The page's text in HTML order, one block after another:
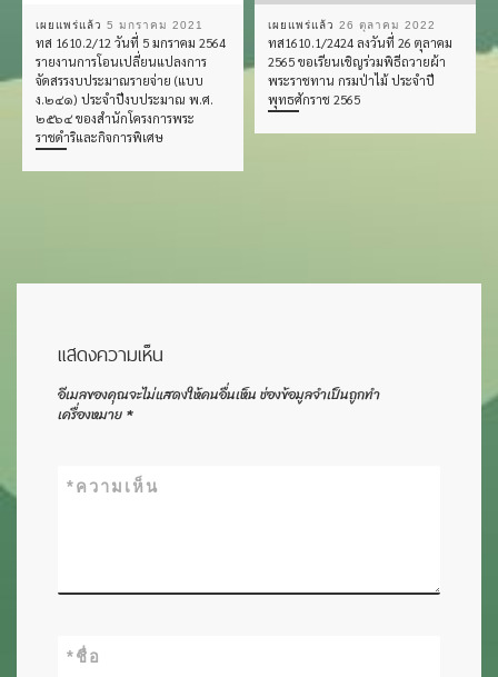
เผยแพร่แล้ว 5 มกราคม 2021
ทส 1610.2/12 วันที่ 5 มกราคม 2564
รายงานการโอนเปลี่ยนแปลงการ
จัดสรรงบประมาณรายจ่าย (แบบ
ง.๒๔๑) ประจำปีงบประมาณ พ.ศ.
๒๕๖๔ ของสำนักโครงการพระ
ราชดำริและกิจการพิเศษ
เผยแพร่แล้ว 26 ตุลาคม 2022
ทส1610.1/2424 ลงวันที่ 26 ตุลาคม
2565 ขอเรียนเชิญร่วมพิธีถวายผ้า
พระราชทาน กรมป่าไม้ ประจำปี
พุทธศักราช 2565
แสดงความเห็น
อีเมลของคุณจะไม่แสดงให้คนอื่นเห็นช่องข้อมูลจำเป็นถูกทำ
เครื่องหมาย*
ความเห็น
*
ชื่อ
*